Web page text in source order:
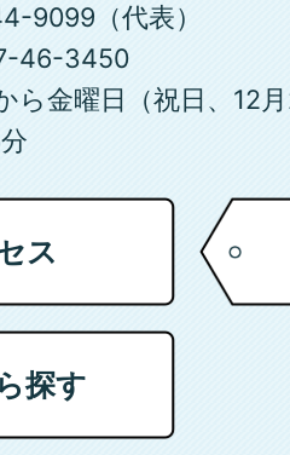
9099（代表）
46-3450
ら金曜日（祝日、12
ス
探す